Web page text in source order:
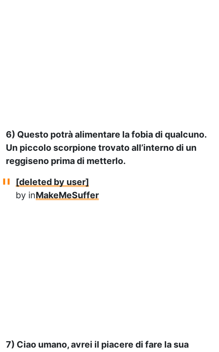
6) Questo potrà alimentare la fobia di qualcuno.
Un piccolo scorpione trovato all’interno di un
reggiseno prima di metterlo.
[deleted by user]
by inMakeMeSuffer
7) Ciao umano, avrei il piacere di fare la sua